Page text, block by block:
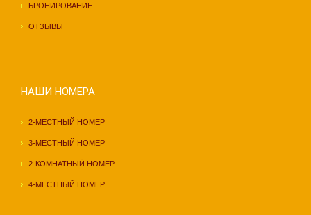
БРОНИРОВАНИЕ
ОТЗЫВЫ
НАШИ НОМЕРА
2-МЕСТНЫЙ НОМЕР
3-МЕСТНЫЙ НОМЕР
2-КОМНАТНЫЙ НОМЕР
4-МЕСТНЫЙ НОМЕР